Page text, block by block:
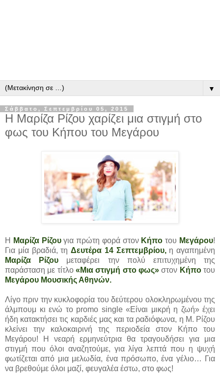
▼
Σάββατο, Σεπτεμβρίου 05, 2015
Η Μαρίζα Ρίζου χαρίζει μια στιγμή στο
φως του Κήπου του Μεγάρου
Η Μαρίζα Ρίζουγια πρώτη φορά στον Κήπο του Μεγάρου!
Για μία βραδιά, τη Δευτέρα 14 Σεπτεμβρίου,η αγαπημένη
Μαρίζα Ρίζου μεταφέρει την πολύ επιτυχημένη της
παράσταση με τίτλο «Μια στιγμή στο φως» στον Κήποτου
Μεγάρου Μουσικής Αθηνών.
Λίγο πριν την κυκλοφορία του δεύτερου ολοκληρωμένου της
άλμπουμ κι ενώ το promo single «Είναι μικρή η ζωή» έχει
ήδη κατακτήσει τις καρδιές μας και τα ραδιόφωνα, η Μ. Ρίζου
κλείνει την καλοκαιρινή της περιοδεία στον Κήπο του
Μεγάρου! Η νεαρή ερμηνεύτρια θα τραγουδήσει για μια
στιγμή που όλοι αναζητούμε, για λίγα λεπτά που η ψυχή
φωτίζεται από μια μελωδία, ένα πρόσωπο, ένα γέλιο… Για
να βρεθούμε όλοι μαζί, φευγαλέα έστω, στο φως!